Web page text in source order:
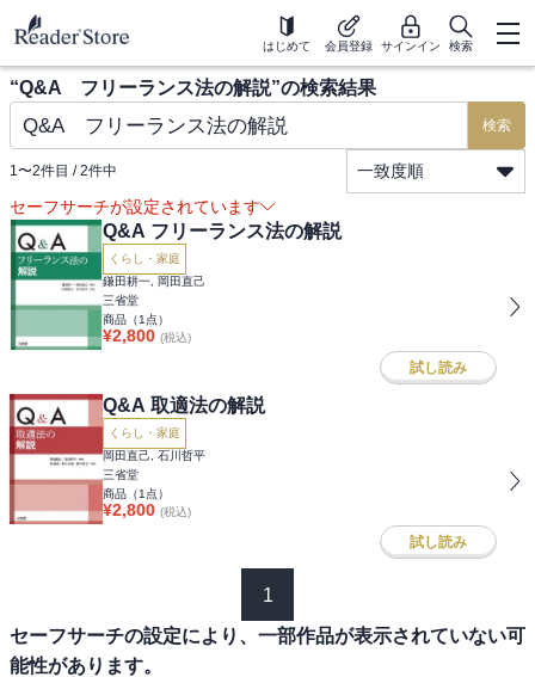
はじめて 会員登録 サインイン 検索
“Q&A フリーランス法の解説”の検索結果
検索
1〜2件目 / 2件中
一致度順
セーフサーチが設定されています
Q&A フリーランス法の解説
くらし・家庭
鎌田耕一, 岡田直己
三省堂
商品（1 点）
¥2,800 (税込)
試し読み
Q&A 取適法の解説
くらし・家庭
岡田直己, 石川哲平
三省堂
商品（1 点）
¥2,800 (税込)
試し読み
1
セーフサーチの設定により、一部作品が表示されていない可
能性があります。